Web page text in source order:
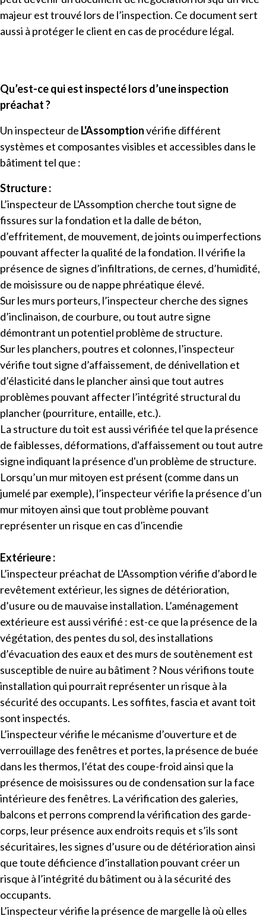
majeur est trouvé lors de l’inspection. Ce document sert
aussi à protéger le client en cas de procédure légal.
Qu’est-ce qui est inspecté lors d’une inspection
préachat ?
Un inspecteur de L'Assomptionvérifie différent
systèmes et composantes visibles et accessibles dans le
bâtiment tel que :
Structure :
L’inspecteur de L'Assomption cherche tout signe de
fissures sur la fondation et la dalle de béton,
d’effritement, de mouvement, de joints ou imperfections
pouvant affecter la qualité de la fondation. Il vérifie la
présence de signes d’infiltrations, de cernes, d’humidité,
de moisissure ou de nappe phréatique élevé.
Sur les murs porteurs, l’inspecteur cherche des signes
d’inclinaison, de courbure, ou tout autre signe
démontrant un potentiel problème de structure.
Sur les planchers, poutres et colonnes, l’inspecteur
vérifie tout signe d’affaissement, de dénivellation et
d’élasticité dans le plancher ainsi que tout autres
problèmes pouvant affecter l’intégrité structural du
plancher (pourriture, entaille, etc.).
La structure du toit est aussi vérifiée tel que la présence
de faiblesses, déformations, d'affaissement ou tout autre
signe indiquant la présence d'un problème de structure.
Lorsqu’un mur mitoyen est présent (comme dans un
jumelé par exemple), l’inspecteur vérifie la présence d’un
mur mitoyen ainsi que tout problème pouvant
représenter un risque en cas d’incendie
Extérieure :
L’inspecteurpréachat de L'Assomption vérifie d’abord le
revêtement extérieur, les signes de détérioration,
d’usure ou de mauvaise installation. L’aménagement
extérieure est aussi vérifié : est-ce que la présence de la
végétation, des pentes du sol, des installations
d’évacuation des eaux et des murs de soutènement est
susceptible de nuire au bâtiment ? Nous vérifions toute
installation qui pourrait représenter un risque à la
sécurité des occupants. Les soffites, fascia et avant toit
sont inspectés.
L’inspecteur vérifie le mécanisme d’ouverture et de
verrouillage des fenêtres et portes, la présence de buée
dans les thermos, l’état des coupe-froid ainsi que la
présence de moisissures ou de condensation sur la face
intérieure des fenêtres. La vérification des galeries,
balcons et perrons comprend la vérification des garde-
corps, leur présence aux endroits requis et s’ils sont
sécuritaires, les signes d’usure ou de détérioration ainsi
que toute déficience d’installation pouvant créer un
risque à l’intégrité du bâtiment ou à la sécurité des
occupants.
L’inspecteur vérifie la présence de margelle là où elles